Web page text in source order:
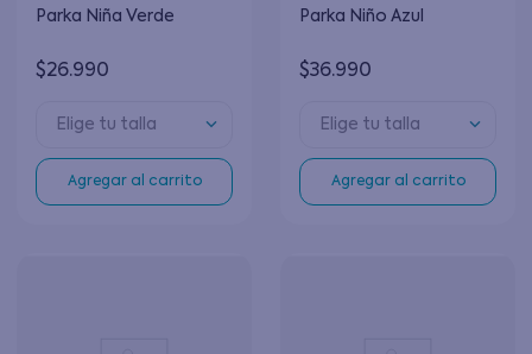
Parka Niña Verde
$26.990
Elige tu talla
Agregar al carrito
Parka Niño Azul
$36.990
Elige tu talla
Agregar al carrito